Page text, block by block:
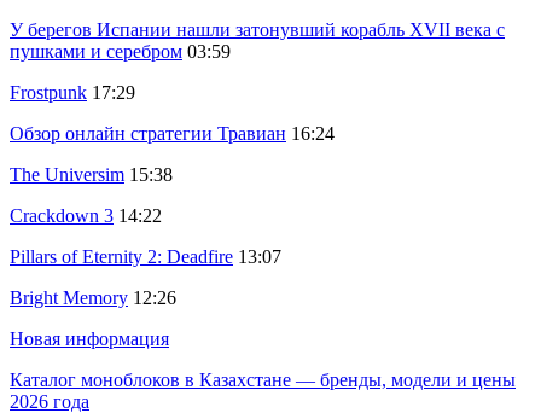
У берегов Испании нашли затонувший корабль XVII века с
пушками и серебром 03:59
Frostpunk 17:29
Обзор онлайн стратегии Травиан 16:24
The Universim 15:38
Crackdown 3 14:22
Pillars of Eternity 2: Deadfire 13:07
Bright Memory 12:26
Новая информация
Каталог моноблоков в Казахстане — бренды, модели и цены
2026 года